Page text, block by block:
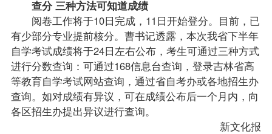
查分 三种方法可知道成绩
阅卷工作将于10日完成，11日开始登分。目前，已
有少部分专业提前核分。曹书记透露，本次我省下半年
自学考试成绩将于24日左右公布，考生可通过三种方式
进行分数查询：可通过168信息台查询，登录吉林省高
等教育自学考试网站查询，通过省自考办或各地招生办
查询。如对成绩有异议，可在成绩公布后一个月内，向
各区招生办提出异议进行查询。
新文化报